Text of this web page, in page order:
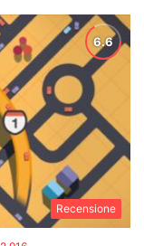
Recensione